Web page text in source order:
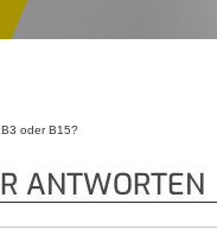
oder B15?
ANTWORTEN